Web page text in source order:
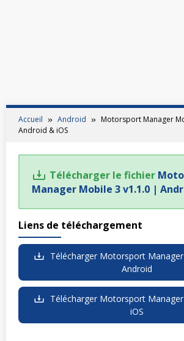
Accueil Android
Motorsport Manager
Android & iOS
Télécharger le fichier
Manager Mobile 3 v1.1.0 |
Liens de téléchargement
Télécharger Motorsport
Android
Télécharger Motorsport
iOS